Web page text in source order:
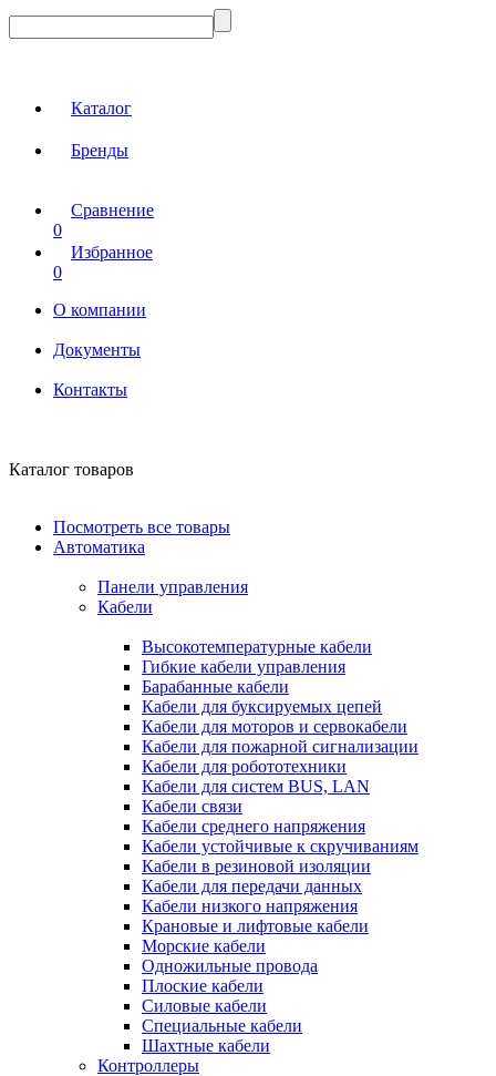
Каталог
Бренды
Сравнение
0
Избранное
0
О компании
Документы
Контакты
Каталог товаров
Посмотреть все товары
Автоматика
Панели управления
Кабели
Высокотемпературные кабели
Гибкие кабели управления
Барабанные кабели
Кабели для буксируемых цепей
Кабели для моторов и сервокабели
Кабели для пожарной сигнализации
Кабели для робототехники
Кабели для систем BUS, LAN
Кабели связи
Кабели среднего напряжения
Кабели устойчивые к скручиваниям
Кабели в резиновой изоляции
Кабели для передачи данных
Кабели низкого напряжения
Крановые и лифтовые кабели
Морские кабели
Одножильные провода
Плоские кабели
Силовые кабели
Специальные кабели
Шахтные кабели
Контроллеры